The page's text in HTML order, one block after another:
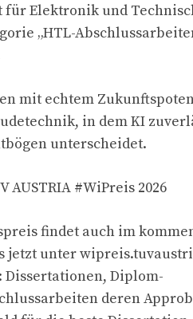
Elektronik und
„HTL-
mit echtem
in dem KI
unterscheidet.
AUSTRIA #WiPreis 2026
findet auch im
jetzt unter
Dissertationen, Diplom-
deren